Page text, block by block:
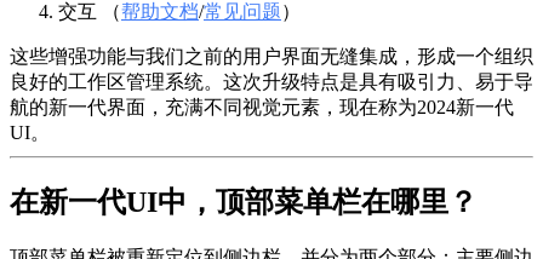
交互 （帮助文档/常见问题）
这些增强功能与我们之前的用户界面无缝集成，形成一个组织
良好的工作区管理系统。这次升级特点是具有吸引力、易于导
航的新一代界面，充满不同视觉元素，现在称为2024新一代
UI。
在新一代UI中，顶部菜单栏在哪里？